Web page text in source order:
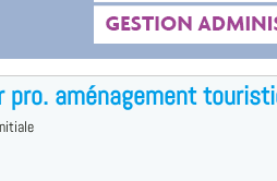
pro. aménagement